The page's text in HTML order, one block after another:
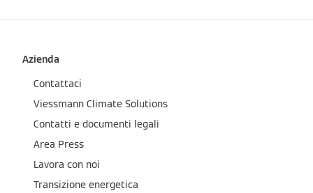
Azienda
Contattaci
Viessmann Climate Solutions
Contatti e documenti legali
Area Press
Lavora con noi
Transizione energetica